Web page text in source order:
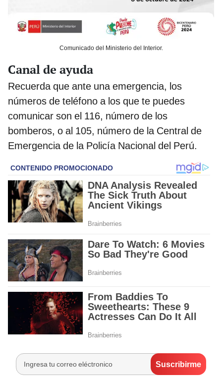
Comunicado del Ministerio del Interior.
Canal de ayuda
Recuerda que ante una emergencia, los
números de teléfono a los que te puedes
comunicar son el 116, número de los
bomberos, o al 105, número de la Central de
Emergencia de la Policía Nacional del Perú.